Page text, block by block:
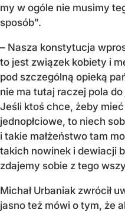
my w ogóle nie musimy
sposób".
– Nasza konstytucja
to jest związek kobiety i
pod szczególną opieką
nie ma tutaj raczej pola
Jeśli ktoś chce, żeby
jednopłciowe, to niech
i takie małżeństwo tam
takich nowinek i dewiacji
zdajemy sobie z tego
Michał Urbaniak zwrócił
jasno też mówi o tym, że